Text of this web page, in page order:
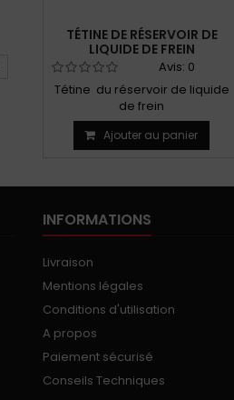
TÉTINE DE RÉSERVOIR DE
LIQUIDE DE FREIN
Avis: 0
Tétine du réservoir de liquide
de frein
Ajouter au panier
INFORMATIONS
Livraison
Mentions légales
Conditions d'utilisation
A propos
Paiement sécurisé
Conseils Techniques